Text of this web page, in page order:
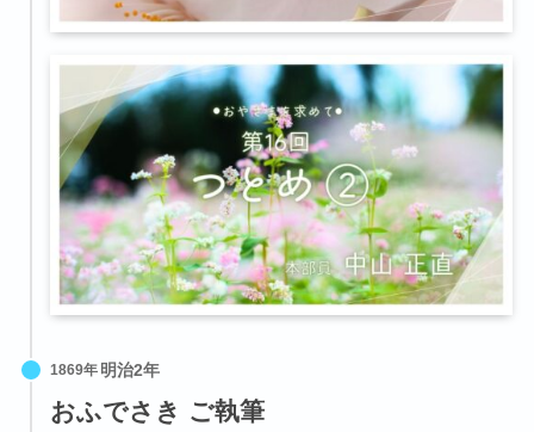
1869年
おふでさき ご執筆